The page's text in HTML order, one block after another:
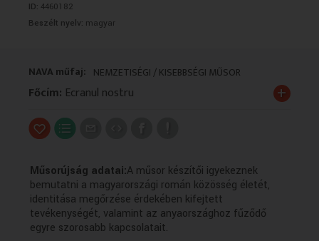
ID: 4460182
Beszélt nyelv: magyar
NAVA műfaj: NEMZETISÉGI / KISEBBSÉGI MŰSOR
Főcím: Ecranul nostru +
Műsorújság adatai:A műsor készítői igyekeznek
bemutatni a magyarországi román közösség életét,
identitása megőrzése érdekében kifejtett
tevékenységét, valamint az anyaországhoz fűződő
egyre szorosabb kapcsolatait.